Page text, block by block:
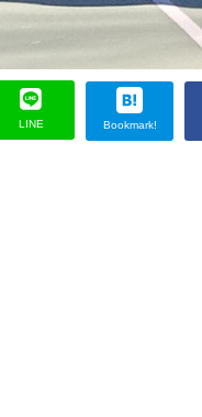
LINE Bookmark!